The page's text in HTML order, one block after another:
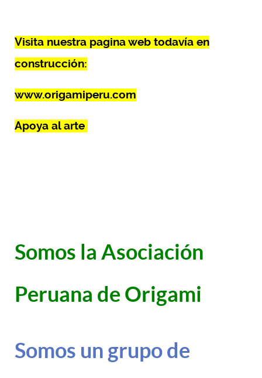
Visita nuestra pagina web todavía en
construcción:
www.origamiperu.com
Apoya al arte
Somos la Asociación
Peruana de Origami
Somos un grupo de